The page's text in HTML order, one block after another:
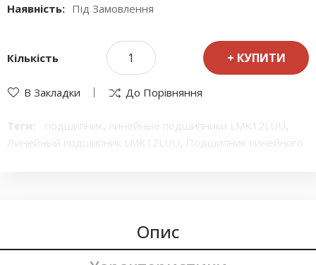
Наявність: Під Замовлення
Кількість КУПИТИ
В Закладки До Порівняння
Теги: подшипник , линейные подшипники LMK12LUU,
Линейный подшипник LMK12LUU, Подшипник линейного
элемент качения линейного подшипника
LMK30LUU с двусторонними уплотнениями
Опис